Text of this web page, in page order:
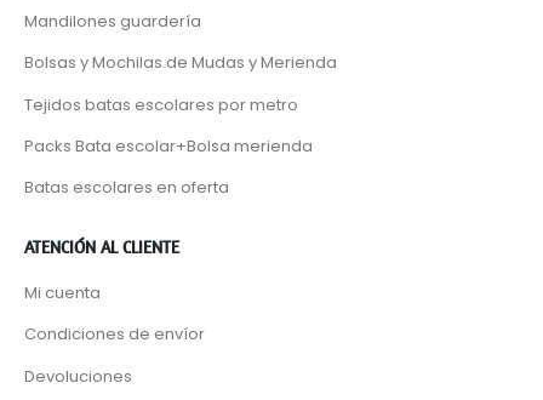
Mandilones guardería
Bolsas y Mochilas de Mudas y Merienda
Tejidos batas escolares por metro
Packs Bata escolar+Bolsa merienda
Batas escolares en oferta
ATENCIÓN AL CLIENTE
Mi cuenta
Condiciones de envíor
Devoluciones